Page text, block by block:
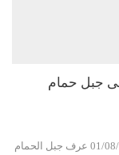
جبل حمام
زيارة الشيخ سيدي خالد بن تونس إلى جبل حمام 01/08/2026 عرف جبل الحمام